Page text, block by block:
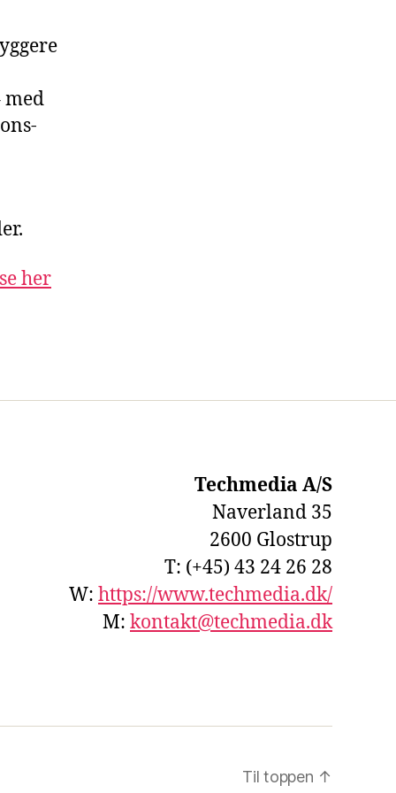
her
Techmedia A/S
Naverland 35
2600 Glostrup
T: (+45) 43 24 26 28
W: https://www.techmedia.dk/
M: kontakt@techmedia.dk
Til toppen ↑